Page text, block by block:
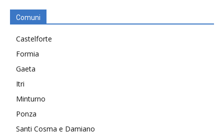
Comuni
Castelforte
Formia
Gaeta
Itri
Minturno
Ponza
Santi Cosma e Damiano